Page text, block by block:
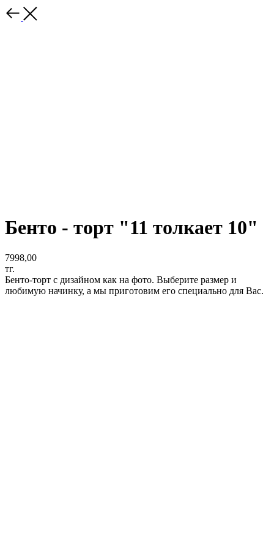
Бенто - торт "11 толкает 10"
7998,00
тг.
Бенто-торт с дизайном как на фото. Выберите размер и
любимую начинку, а мы приготовим его специально для Вас.